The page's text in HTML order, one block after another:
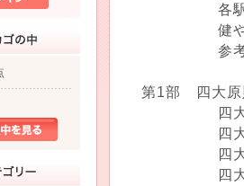
各駅停車
健やかで
参考 5つ
第1部 四大原
四大原
四大原則
四大原則
四大原則